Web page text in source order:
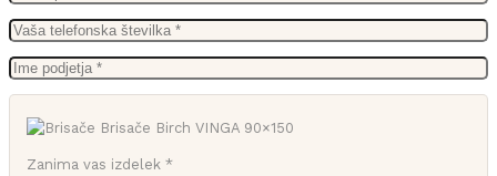
Zanima vas izdelek *